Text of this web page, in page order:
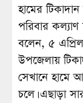
হামের
পরিবার কল্যাণ
বলেন, ৫
উপজেলায়
সেখানে হামে
চলে। এছাড়া